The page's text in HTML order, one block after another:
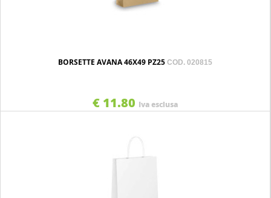
BORSETTE AVANA 46X49 PZ25 COD. 020815
€ 11.80 Iva esclusa